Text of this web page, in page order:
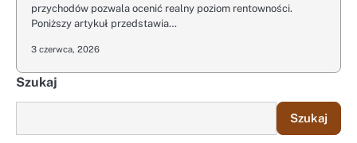
przychodów pozwala ocenić realny poziom rentowności.
Poniższy artykuł przedstawia…
3 czerwca, 2026
Szukaj
Szukaj